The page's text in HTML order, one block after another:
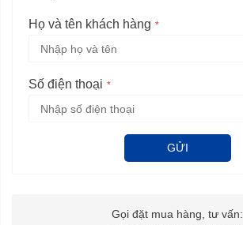
Họ và tên khách hàng
Số điện thoại
GỬI
Gọi đặt mua hàng, tư vấn: